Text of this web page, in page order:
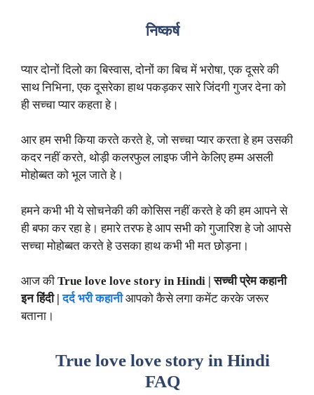
निष्कर्ष
प्यार दोनों दिलो का बिस्वास, दोनों का बिच में भरोषा, एक दूसरे की
साथ निभिना, एक दूसरेका हाथ पकड़कर सारे जिंदगी गुजर देना को
ही सच्चा प्यार कहता हे।
आर हम सभी किया करते करते हे, जो सच्चा प्यार करता हे हम उसकी
कदर नहीं करते, थोड़ी कलरफुल लाइफ जीने केलिए हम्म असली
मोहोब्बत को भूल जाते हे।
हमने कभी भी ये सोचनेकी की कोसिस नहीं करते हे की हम आपने से
ही बफा कर रहा हे। हमारे तरफ हे आप सभी को गुजारिश हे जो आपसे
सच्चा मोहोब्बत करते हे उसका हाथ कभी भी मत छोड़ना।
आज की True love love story in Hindi | सच्ची प्रेम कहानी
इन हिंदी |दर्द भरी कहानीआपको कैसे लगा कमेंट करके जरूर
बताना।
True love love story in Hindi
FAQ